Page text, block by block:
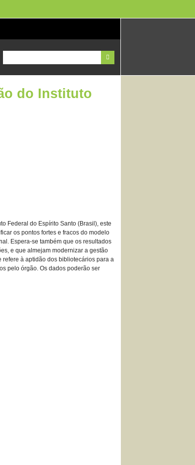
do Instituto
Federal do Espírito Santo (Brasil), este
os pontos fortes e fracos do modelo
Espera-se também que os resultados
e que almejam modernizar a gestão
à aptidão dos bibliotecários para a
pelo órgão. Os dados poderão ser